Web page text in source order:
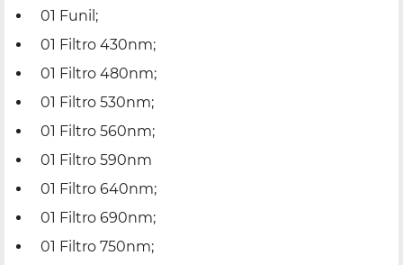
01 Funil;
01 Filtro 430nm;
01 Filtro 480nm;
01 Filtro 530nm;
01 Filtro 560nm;
01 Filtro 590nm
01 Filtro 640nm;
01 Filtro 690nm;
01 Filtro 750nm;